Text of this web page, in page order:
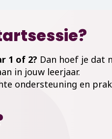
1 of 2? Dan hoef je dat
in jouw leerjaar.
ondersteuning en